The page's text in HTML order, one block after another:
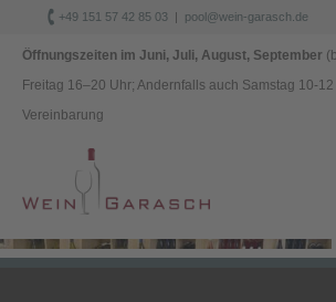
+49 151 57 42 85 03 | pool@wein-garasch.de
Öffnungszeiten im Juni, Juli, August, September
Freitag 16–20 Uhr; Andernfalls auch Samstag 10-
Vereinbarung